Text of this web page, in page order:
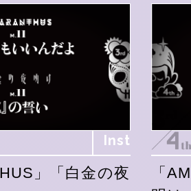
Inst
」「白金の夜
「